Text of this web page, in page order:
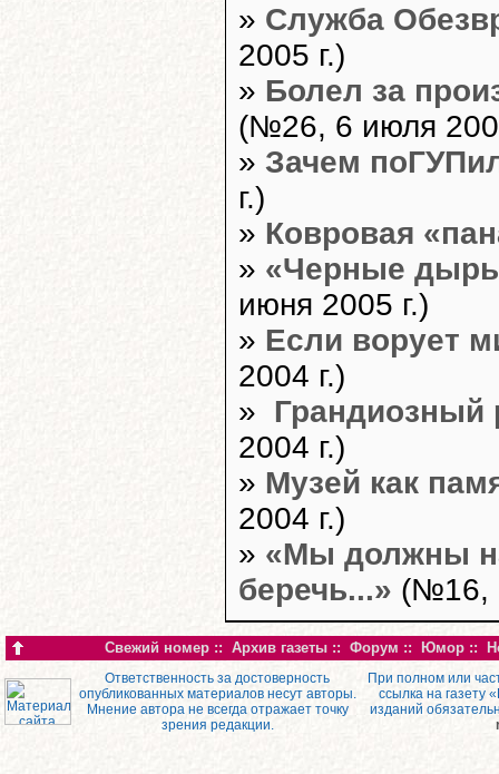
» Служба
2005 г.)
» Болел за
(№26, 6 июля
» Зачем
г.)
» Ковровая
» «Черные
июня 2005 г.)
» Если ворует
2004 г.)
»
Грандиозный
2004 г.)
» Музей как
2004 г.)
» «Мы должны
беречь...» (№16,
Свежий номер :: Архив газеты :: Форум :: Юмор ::
Ответственность за достоверность
опубликованных материалов несут авторы.
Мнение автора не всегда отражает точку
зрения редакции.
При полном или
ссылка на газету
изданий